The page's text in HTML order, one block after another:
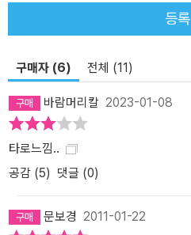
등록
구매자 (6) 전체 (11)
바람머리칼 2023-01-08
타로느낌..
공감 (5) 댓글 (0)
문보경 2011-01-22